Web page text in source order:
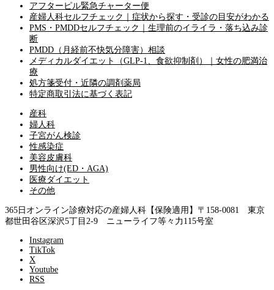
アフターピル緊急チャーター便
産婦人科セルフチェック｜症状から探す・受診の目安がわかる
PMS・PMDDセルフチェック｜生理前のイライラ・落ち込み診
断
PMDD（月経前不快気分障害）相談
メディカルダイエット（GLP-1、食欲抑制剤）｜女性の肥満治
療
処方箋受付・近隣の調剤薬局
特定商取引法に基づく表記
産科
婦人科
子宮がん検診
性感染症
美容皮膚科
男性向け(ED・AGA)
医療ダイエット
その他
365日オンライン診療対応の産婦人科【保険適用】 〒158-0081 東京
都世田谷区深沢5丁目2-9 ニューライフ等々力115号室
Instagram
TikTok
X
Youtube
RSS